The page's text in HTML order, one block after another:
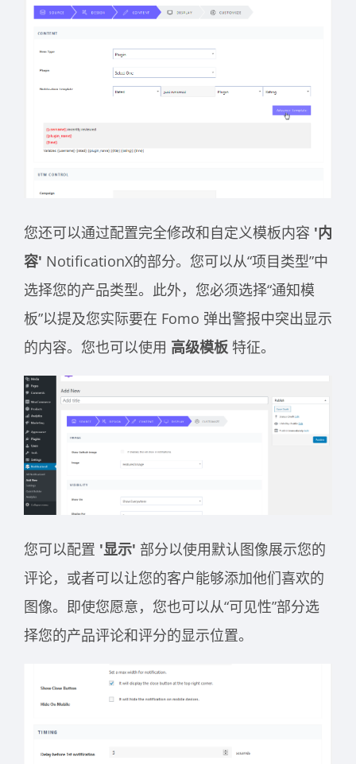
您还可以通过配置完全修改和自定义模板内容 '内
容' NotificationX的部分。您可以从“项目类型”中
选择您的产品类型。此外，您必须选择“通知模
板”以提及您实际要在 Fomo 弹出警报中突出显示
的内容。您也可以使用 高级模板 特征。
您可以配置 '显示' 部分以使用默认图像展示您的
评论，或者可以让您的客户能够添加他们喜欢的
图像。即使您愿意，您也可以从“可见性”部分选
择您的产品评论和评分的显示位置。